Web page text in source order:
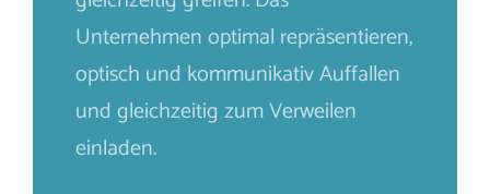
Unternehmen optimal repräsentieren,
optisch und kommunikativ Auffallen
und gleichzeitig zum Verweilen
einladen.